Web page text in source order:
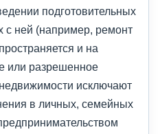
подготовительных
с ней (например, ремонт
и на
или разрешенное
исключают
в личных, семейных